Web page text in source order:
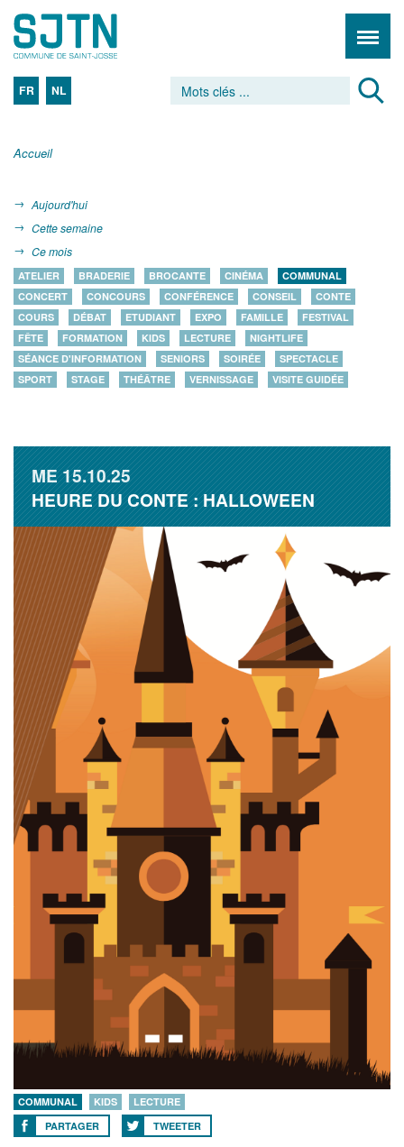
FR NL
Accueil
Aujourd'hui
Cette semaine
Ce mois
ATELIER BRADERIE BROCANTE CINÉMA
COMMUNAL
CONCERT
CONCOURS CONFÉRENCE CONSEIL
CONTE
COURS
DÉBAT ETUDIANT EXPO FAMILLE
FESTIVAL
FÊTE
FORMATION KIDS LECTURE
NIGHTLIFE
SÉANCE D'INFORMATION
SENIORS SOIRÉE
SPECTACLE
SPORT
STAGE THÉÂTRE VERNISSAGE VISITE GUIDÉE
ME15.10.25
HEURE DU CONTE : HALLOWEEN
COMMUNAL KIDS
LECTURE
PARTAGER
TWEETER